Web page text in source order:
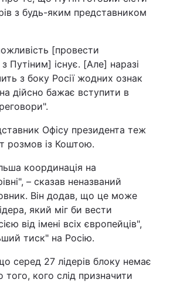
з будь-яким представником
[провести
Путіним] існує. [Але] наразі
з боку Росії жодних ознак
дійсно бажає вступити в
Офісу президента теж
розмов із Коштою.
координація на
– сказав неназваний
Він додав, що це може
який міг би вести
від імені всіх європейців",
тиск" на Росію.
серед 27 лідерів блоку немає
кого слід призначити